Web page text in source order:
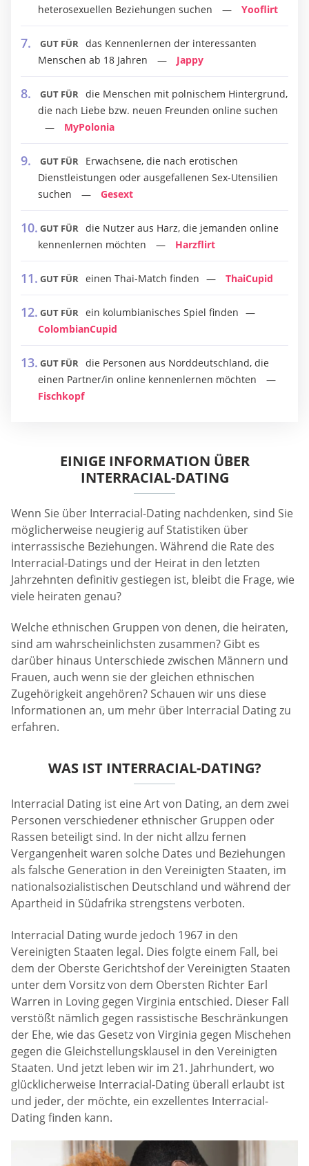
heterosexuellen Beziehungen suchen
Yooflirt
GUT FÜR das Kennenlernen der interessanten
Menschen ab 18 Jahren
Jappy
GUT FÜR die Menschen mit polnischem Hintergrund,
die nach Liebe bzw. neuen Freunden online suchen
MyPolonia
GUT FÜR
Erwachsene, die nach erotischen
Dienstleistungen oder ausgefallenen Sex-Utensilien
suchen
Gesext
GUT FÜR die Nutzer aus Harz, die jemanden online
kennenlernen möchten
Harzflirt
GUT FÜR einen Thai-Match finden ThaiCupid
GUT FÜR ein kolumbianisches Spiel finden
ColombianCupid
GUT FÜR die Personen aus Norddeutschland, die
einen Partner/in online kennenlernen möchten
Fischkopf
EINIGE INFORMATION ÜBER
INTERRACIAL-DATING
Wenn Sie über Interracial-Dating nachdenken, sind Sie
möglicherweise neugierig auf Statistiken über
interrassische Beziehungen. Während die Rate des
Interracial-Datings und der Heirat in den letzten
Jahrzehnten definitiv gestiegen ist, bleibt die Frage, wie
viele heiraten genau?
Welche ethnischen Gruppen von denen, die heiraten,
sind am wahrscheinlichsten zusammen? Gibt es
darüber hinaus Unterschiede zwischen Männern und
Frauen, auch wenn sie der gleichen ethnischen
Zugehörigkeit angehören? Schauen wir uns diese
Informationen an, um mehr über Interracial Dating zu
erfahren.
WAS IST INTERRACIAL-DATING?
Interracial Dating ist eine Art von Dating, an dem zwei
Personen verschiedener ethnischer Gruppen oder
Rassen beteiligt sind. In der nicht allzu fernen
Vergangenheit waren solche Dates und Beziehungen
als falsche Generation in den Vereinigten Staaten, im
nationalsozialistischen Deutschland und während der
Apartheid in Südafrika strengstens verboten.
Interracial Dating wurde jedoch 1967 in den
Vereinigten Staaten legal. Dies folgte einem Fall, bei
dem der Oberste Gerichtshof der Vereinigten Staaten
unter dem Vorsitz von dem Obersten Richter Earl
Warren in Loving gegen Virginia entschied. Dieser Fall
verstößt nämlich gegen rassistische Beschränkungen
der Ehe, wie das Gesetz von Virginia gegen Mischehen
gegen die Gleichstellungsklausel in den Vereinigten
Staaten. Und jetzt leben wir im 21. Jahrhundert, wo
glücklicherweise Interracial-Dating überall erlaubt ist
und jeder, der möchte, ein exzellentes Interracial-
Dating finden kann.